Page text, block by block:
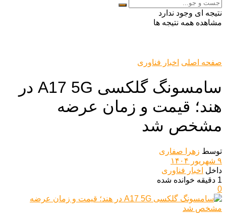
نتیجه ای وجود ندارد
مشاهده همه نتیجه ها
صفحه اصلی اخبار فناوری
سامسونگ گلکسی A17 5G در
هند؛ قیمت و زمان عرضه
مشخص شد
توسط زهرا صفاری
۹ شهریور ۱۴۰۴
داخل اخبار فناوری
1 دقیقه خوانده شده
0